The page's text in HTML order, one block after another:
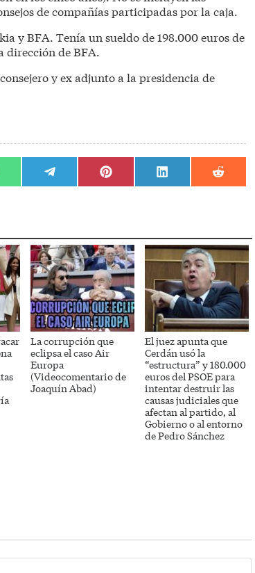
de compañías participadas por la caja.
y BFA. Tenía un sueldo de 198.000 euros de
dirección de BFA.
y ex adjunto a la presidencia de
Compartir
en
Compartir
en
Compartir
en
Compartir
en
La corrupción que
eclipsa el caso Air
Europa
(Videocomentario de
Joaquín Abad)
El juez apunta que
Cerdán usó la
“estructura” y 180.000
euros del PSOE para
intentar destruir las
causas judiciales que
afectan al partido, al
Gobierno o al entorno
de Pedro Sánchez